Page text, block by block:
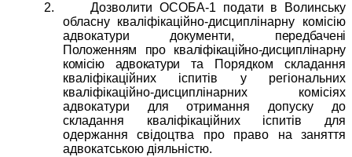
2.
Дозволити ОСОБА-1 подати в Волинську
обласну
кваліфікаційно-дисциплінарну комісію
адвокатури документи, передбачені
Положенням про кваліфікаційно-дисциплінарну
комісію адвокатури та Порядком складання
кваліфікаційних іспитів у регіональних
кваліфікаційно-дисциплінарних комісіях
адвокатури для отримання допуску до
складання кваліфікаційних іспитів для
одержання свідоцтва про право на заняття
адвокатською діяльністю.